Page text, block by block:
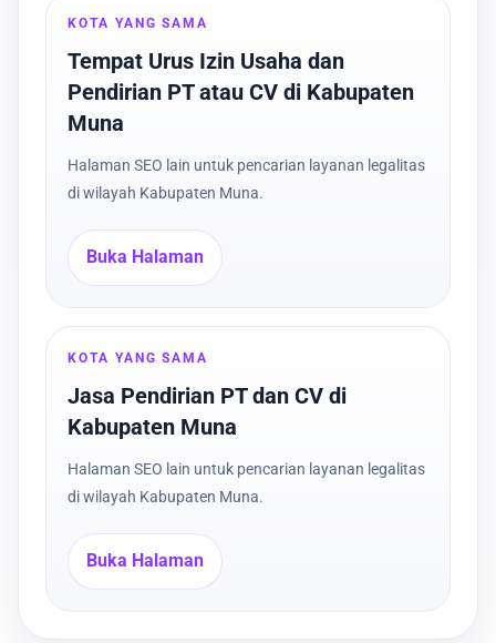
KOTA YANG SAMA
Tempat Urus Izin Usaha dan
Pendirian PT atau CV di Kabupaten
Muna
Halaman SEO lain untuk pencarian layanan legalitas
di wilayah Kabupaten Muna.
Buka Halaman
KOTA YANG SAMA
Jasa Pendirian PT dan CV di
Kabupaten Muna
Halaman SEO lain untuk pencarian layanan legalitas
di wilayah Kabupaten Muna.
Buka Halaman